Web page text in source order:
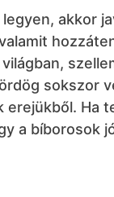
akkor
sokszor
Ha
a bíborosok